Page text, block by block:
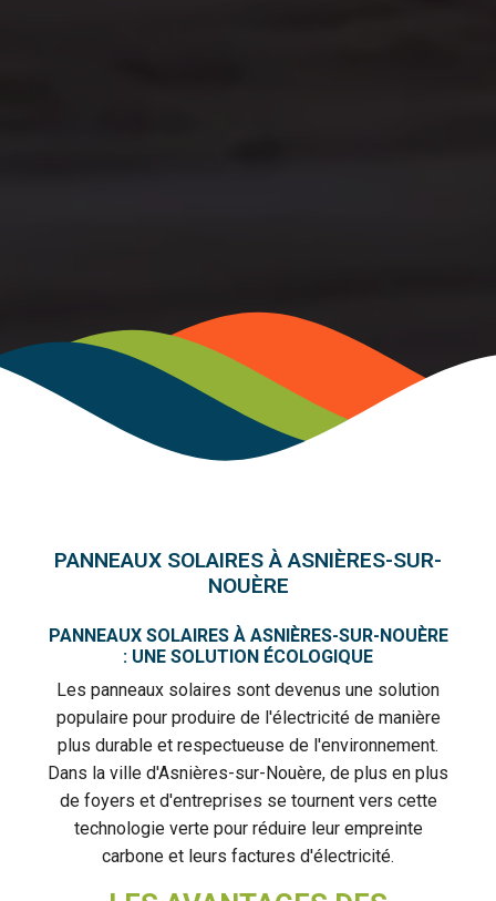
PANNEAUX SOLAIRES À ASNIÈRES-SUR-
NOUÈRE
PANNEAUX SOLAIRES À ASNIÈRES-SUR-NOUÈRE
: UNE SOLUTION ÉCOLOGIQUE
Les panneaux solaires sont devenus une solution
populaire pour produire de l'électricité de manière
plus durable et respectueuse de l'environnement.
Dans la ville d'Asnières-sur-Nouère, de plus en plus
de foyers et d'entreprises se tournent vers cette
technologie verte pour réduire leur empreinte
carbone et leurs factures d'électricité.